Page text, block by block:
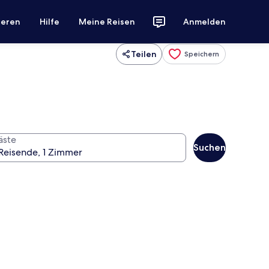
Hilfe Meine Reisen Anmelden
Teilen Speichern
Suchen